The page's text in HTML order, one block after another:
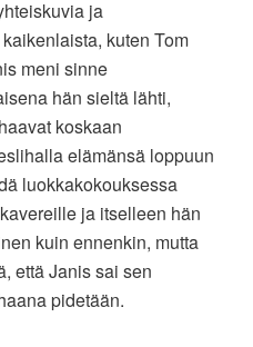
ja
kuten Tom
meni sinne
hän sieltä lähti,
koskaan
elämänsä loppuun
luokkakokouksessa
ja itselleen hän
kuin ennenkin, mutta
että Janis sai sen
pidetään.